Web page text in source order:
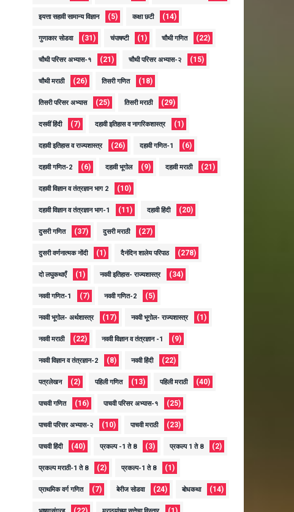
इयत्ता सहावी सामान्य विज्ञान (5) कक्षा छटी (14)
गुणाकार सोडवा (31) चंपाषष्टी (1) चौथी गणित (22)
चौथी परिसर अभ्यास-१ (21) चौथी परिसर अभ्यास-२ (15)
चौथी मराठी (26) तिसरी गणित (18)
तिसरी परिसर अभ्यास (25) तिसरी मराठी (29)
दसवीं हिंदी (7) दहावी इतिहास व नागरिकशास्त्र (1)
दहावी इतिहास व राज्यशास्त्र (26) दहावी गणित-1 (6)
दहावी गणित-2 (6) दहावी भूगोल (9) दहावी मराठी (21)
दहावी विज्ञान व तंत्रज्ञान भाग 2 (10)
दहावी विज्ञान व तंत्रज्ञान भाग-1 (11) दहावी हिंदी (20)
दुसरी गणित (37) दुसरी मराठी (27)
दुसरी वर्णनात्मक नोंदी (1) दैनंदिन शालेय परिपाठ (278)
दो लघुकथाएँ (1) नववी इतिहास- राज्यशास्त्र (34)
नववी गणित-1 (7) नववी गणित-2 (5)
नववी भूगोल- अर्थशास्त्र (17) नववी भूगोल- राज्यशास्त्र (1)
नववी मराठी (22) नववी विज्ञान व तंत्रज्ञान -1 (9)
नववी विज्ञान व तंत्रज्ञान-2 (8) नववी हिंदी (22)
पत्रलेखन (2) पहिली गणित (13) पहिली मराठी (40)
पाचवी गणित (16) पाचवी परिसर अभ्यास-१ (25)
पाचवी परिसर अभ्यास-२ (10) पाचवी मराठी (23)
पाचवी हिंदी (40) प्रकल्प -1 ते 8 (3) प्रकल्प 1 ते 8 (2)
प्रकल्प मराठी-1 ते 8 (2) प्रकल्प-1 ते 8 (1)
प्राथमिक वर्ग गणित (7) बेरीज सोडवा (24) बोधकथा (14)